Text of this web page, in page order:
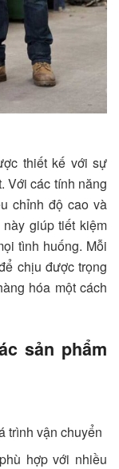
thiết kế với sự
Với các tính năng
chỉnh độ cao và
giúp tiết kiệm
tình huống. Mỗi
chịu được trọng
hóa một cách
sản phẩm
trình vận chuyển
hợp với nhiều